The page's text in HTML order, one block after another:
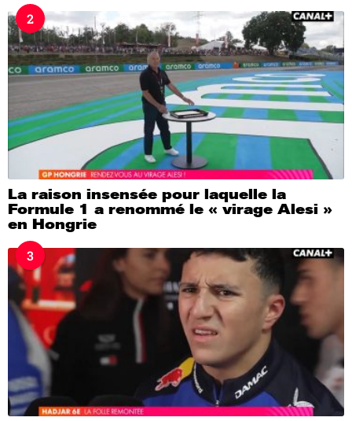
2
La raison insensée pour laquelle la
Formule 1 a renommé le « virage Alesi »
en Hongrie
3